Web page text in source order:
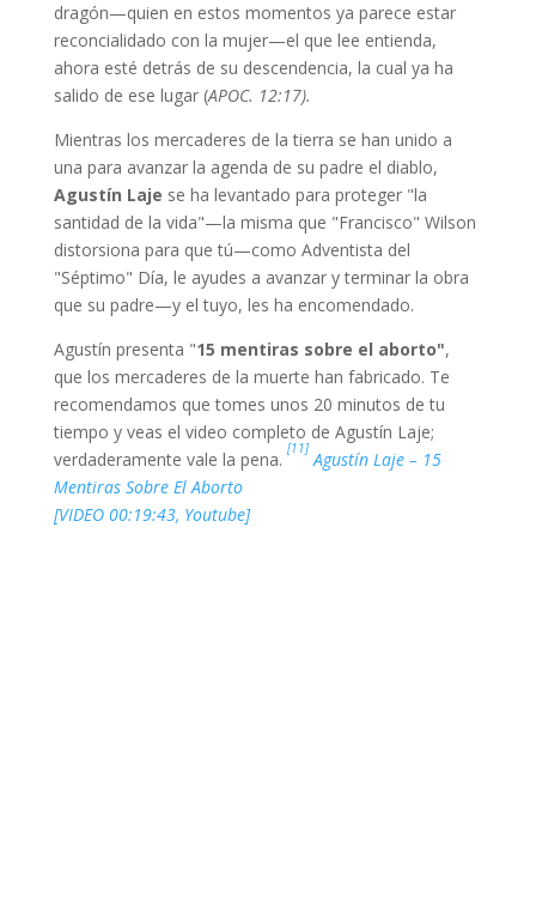
dragón—quien en estos momentos ya parece estar
reconcialidado con la mujer—el que lee entienda,
ahora esté detrás de su descendencia, la cual ya ha
salido de ese lugar (APOC. 12:17).
Mientras los mercaderes de la tierra se han unido a
una para avanzar la agenda de su padre el diablo,
Agustín Laje se ha levantado para proteger "la
santidad de la vida"—la misma que "Francisco" Wilson
distorsiona para que tú—como Adventista del
"Séptimo" Día, le ayudes a avanzar y terminar la obra
que su padre—y el tuyo, les ha encomendado.
Agustín presenta "15 mentiras sobre el aborto",
que los mercaderes de la muerte han fabricado. Te
recomendamos que tomes unos 20 minutos de tu
tiempo y veas el video completo de Agustín Laje;
verdaderamente vale la pena.
[11]
Agustín Laje – 15
Mentiras Sobre El Aborto
[VIDEO 00:19:43, Youtube]